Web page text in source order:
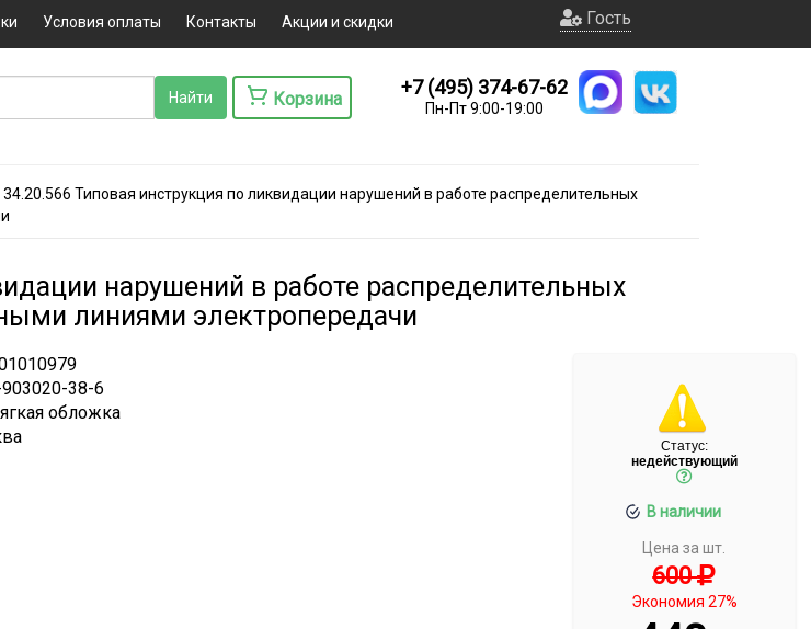
Условия оплаты Контакты Акции и скидки Гость
Корзина
+7 (495) 374-67-62
Пн-Пт 9:00-19:00
Типовая инструкция по ликвидации нарушений в работе распределительных
нарушений в работе распределительных
линиями электропередачи
Статус:
недействующий
В наличии
Цена за шт.
600
Экономия 27%
38-6
обложка